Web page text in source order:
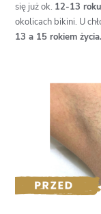
się już ok. 12-13
okolicach bikini. U
13 a 15 rokiem życia.